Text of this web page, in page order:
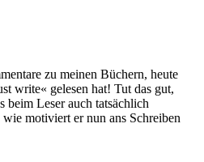
zu meinen Büchern, heute
write« gelesen hat! Tut das gut,
beim Leser auch tatsächlich
motiviert er nun ans Schreiben